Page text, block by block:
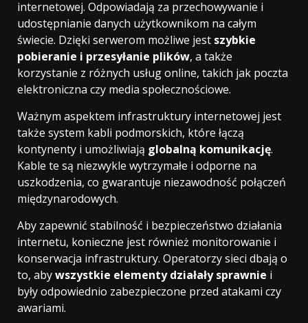
internetowej. Odpowiadają za przechowywanie i
udostępnianie danych użytkownikom na całym
świecie. Dzięki serwerom możliwe jest szybkie
pobieranie i przesyłanie plików, a także
korzystanie z różnych usług online, takich jak poczta
elektroniczna czy media społecznościowe.
Ważnym aspektem infrastruktury internetowej jest
także system kabli podmorskich, które łączą
kontynenty i umożliwiają globalną komunikację.
Kable te są niezwykle wytrzymałe i odporne na
uszkodzenia, co gwarantuje niezawodność połączeń
międzynarodowych.
Aby zapewnić stabilność i bezpieczeństwo działania
internetu, konieczne jest również monitorowanie i
konserwacja infrastruktury. Operatorzy sieci dbają o
to, abywszystkie elementy działały sprawnie i
były odpowiednio zabezpieczone przed atakami czy
awariami.